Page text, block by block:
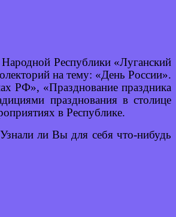
Республики «Луганский
на тему: «День России».
РФ», «Празднование праздника
празднования в столице
в Республике.
ли Вы для себя что-нибудь